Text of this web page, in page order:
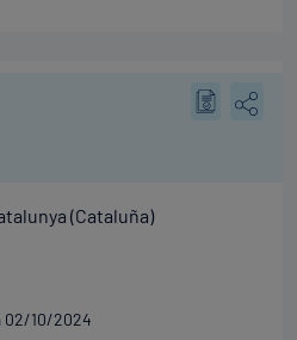
(Cataluña)
02/10/2024